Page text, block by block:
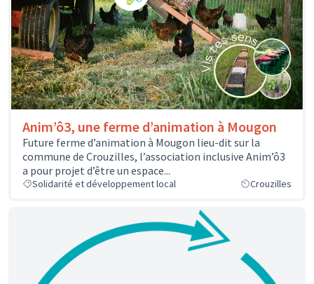
Anim’ô3, une ferme d’animation à Mougon
Future ferme d’animation à Mougon lieu-dit sur la
commune de Crouzilles, l’association inclusive Anim’ô3
a pour projet d’être un espace...
Solidarité et développement local Crouzilles